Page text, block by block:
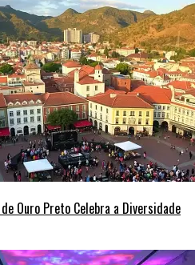
Ouro Preto Celebra a Diversidade